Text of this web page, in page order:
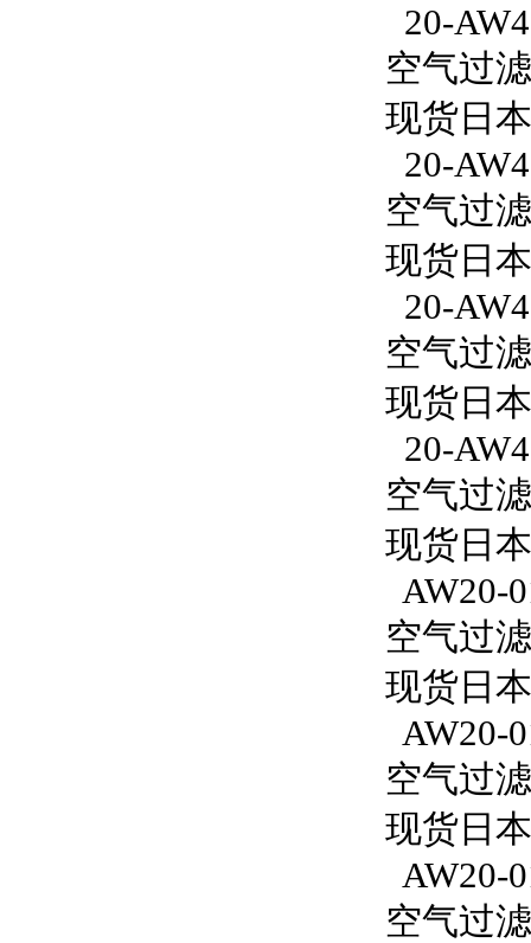
20-
空气过
现货日
20-
空气过
现货日
20-
空气过
现货日
20-
空气过
现货日
AW20-
空气过
现货日
AW20-
空气过
现货日
AW20-
空气过